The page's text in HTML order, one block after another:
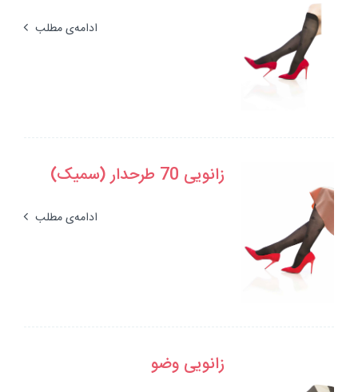
ادامه‌ی مطلب
زانویی 70 طرحدار (سمیک)
ادامه‌ی مطلب
زانویی وضو